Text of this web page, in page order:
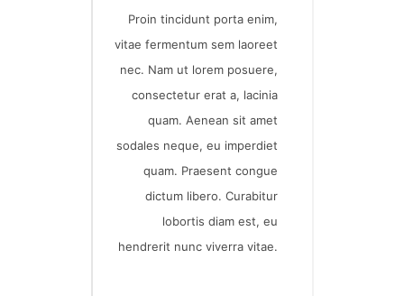
Proin tincidunt porta enim,
vitae fermentum sem laoreet
nec. Nam ut lorem posuere,
consectetur erat a, lacinia
quam. Aenean sit amet
sodales neque, eu imperdiet
quam. Praesent congue
dictum libero. Curabitur
lobortis diam est, eu
hendrerit nunc viverra vitae.